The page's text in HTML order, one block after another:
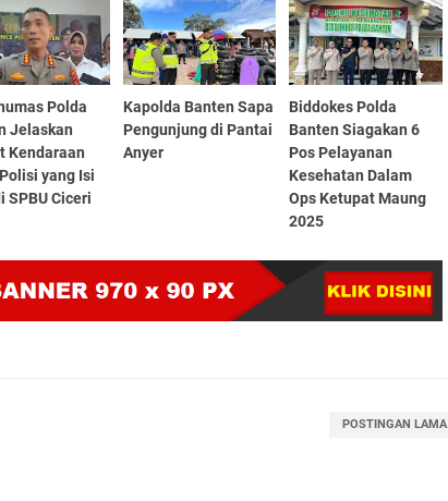
Polda
Jelaskan
Kendaraan
yang Isi
SPBU Ciceri
Kapolda Banten Sapa
Pengunjung di Pantai
Anyer
Biddokes Polda
Banten Siagakan 6
Pos Pelayanan
Kesehatan Dalam
Ops Ketupat Maung
2025
POSTINGAN LAMA